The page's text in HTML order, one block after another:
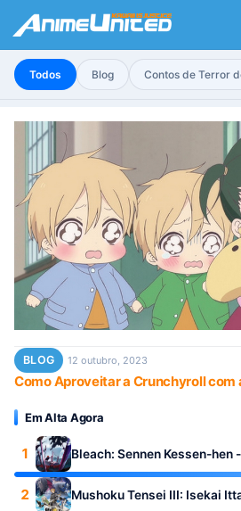
Todos Blog Contos de Terror
BLOG 12 outubro, 2023
Como Aproveitar a Crunchyroll com
Em Alta Agora
1 Bleach: Sennen Kessen-hen
2 Mushoku Tensei III: Isekai